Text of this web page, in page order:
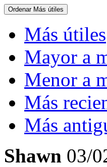
Ordenar Más útiles
Más útiles
Mayor a
Menor a
Más
Más
Shawn 03/